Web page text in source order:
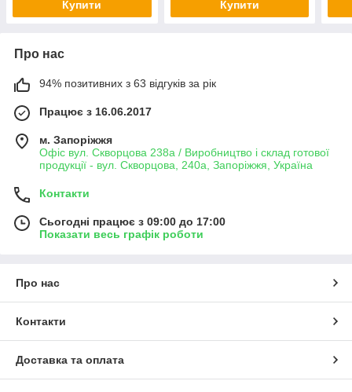
Купити Купити
Про нас
94% позитивних з 63 відгуків за рік
Працює з 16.06.2017
м. Запоріжжя
Офіс вул. Скворцова 238а / Виробництво і склад готової
продукції - вул. Скворцова, 240а, Запоріжжя, Україна
Контакти
Сьогодні працює з 09:00 до 17:00
Показати весь графік роботи
Про нас
Контакти
Доставка та оплата